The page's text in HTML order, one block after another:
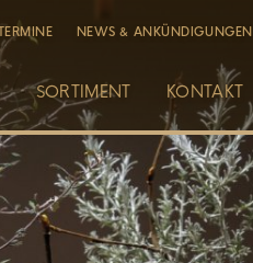
NEWS & ANKÜNDIGUNGEN
SORTIMENT KONTAKT